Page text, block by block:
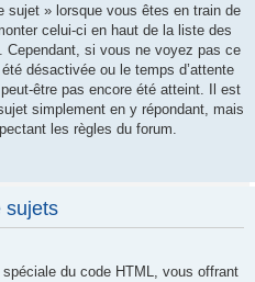
sujet » lorsque vous êtes en train de
celui-ci en haut de la liste des
Cependant, si vous ne voyez pas ce
désactivée ou le temps d’attente
être pas encore été atteint. Il est
simplement en y répondant, mais
les règles du forum.
sujets
du code HTML, vous offrant